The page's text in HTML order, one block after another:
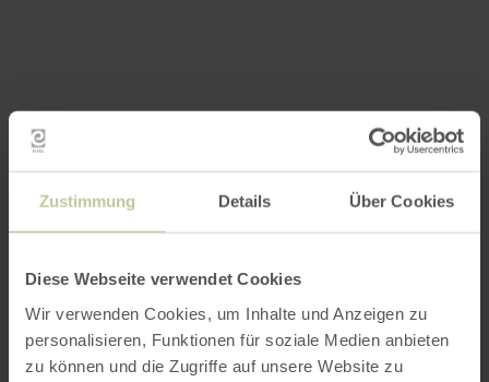
Zustimmung Details Über Cookies
Diese Webseite verwendet Cookies
Wir verwenden Cookies, um Inhalte und Anzeigen zu
personalisieren, Funktionen für soziale Medien anbieten
zu können und die Zugriffe auf unsere Website zu